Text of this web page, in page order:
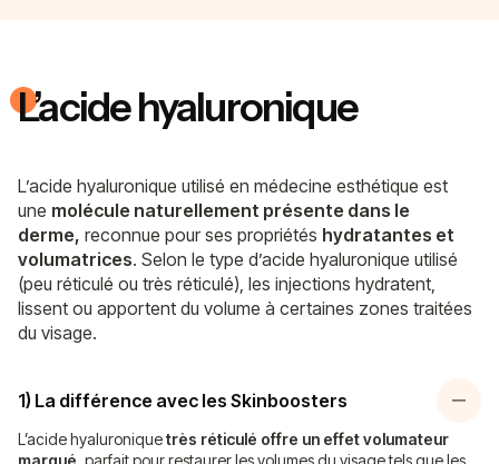
L’acide hyaluronique
L’acide hyaluronique utilisé en médecine esthétique est
une molécule naturellement présente dans le
derme, reconnue pour ses propriétés hydratantes et
volumatrices. Selon le type d’acide hyaluronique utilisé
(peu réticulé ou très réticulé), les injections hydratent,
lissent ou apportent du volume à certaines zones traitées
du visage.
1) La différence avec les Skinboosters
L’acide hyaluroniquetrès réticulé offre un effet volumateur
marqué , parfait pour restaurer les volumes du visage tels que les